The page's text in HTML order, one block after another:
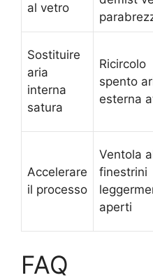
al vetro
Sostituire
aria
interna
satura
Ricircolo
spento
esterna
Accelerare
il processo
Ventola
finestrini
aperti
FAQ